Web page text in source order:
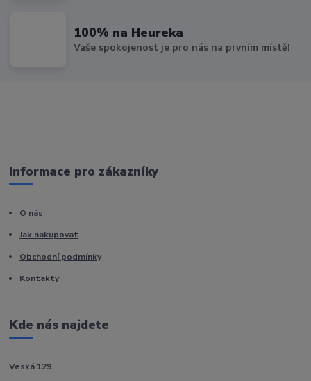
100% na Heureka
Vaše spokojenost je pro nás na prvním místě!
Informace pro zákazníky
O nás
Jak nakupovat
Obchodní podmínky
Kontakty
Kde nás najdete
Veská 129